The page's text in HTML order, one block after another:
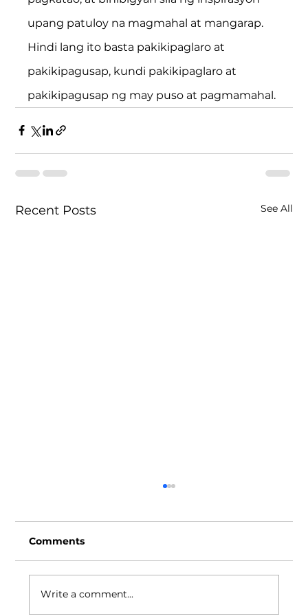
upang patuloy na magmahal at mangarap.
Hindi lang ito basta pakikipaglaro at
pakikipagusap, kundi pakikipaglaro at
pakikipagusap ng may puso at pagmamahal.
Recent Posts See All
Comments
Write a comment...